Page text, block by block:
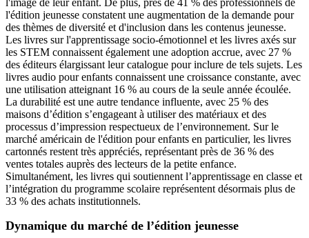
l'image de leur enfant. De plus, près de 41 % des professionnels de
l'édition jeunesse constatent une augmentation de la demande pour
des thèmes de diversité et d'inclusion dans les contenus jeunesse.
Les livres sur l'apprentissage socio-émotionnel et les livres axés sur
les STEM connaissent également une adoption accrue, avec 27 %
des éditeurs élargissant leur catalogue pour inclure de tels sujets. Les
livres audio pour enfants connaissent une croissance constante, avec
une utilisation atteignant 16 % au cours de la seule année écoulée.
La durabilité est une autre tendance influente, avec 25 % des
maisons d’édition s’engageant à utiliser des matériaux et des
processus d’impression respectueux de l’environnement. Sur le
marché américain de l'édition pour enfants en particulier, les livres
cartonnés restent très appréciés, représentant près de 36 % des
ventes totales auprès des lecteurs de la petite enfance.
Simultanément, les livres qui soutiennent l’apprentissage en classe et
l’intégration du programme scolaire représentent désormais plus de
33 % des achats institutionnels.
Dynamique du marché de l’édition jeunesse